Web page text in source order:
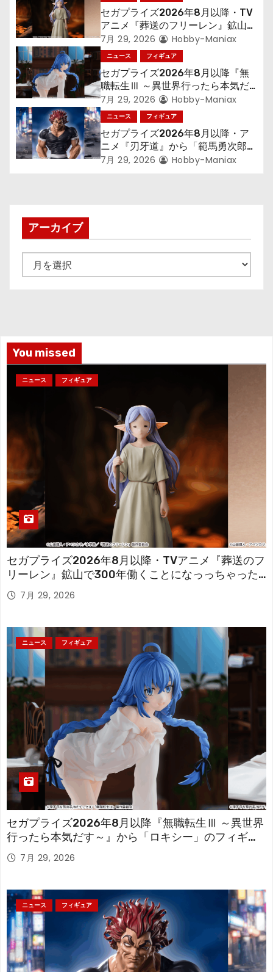
ョ
ン
セガプライズ2026年8月以降・TV
アニメ『葬送のフリーレン』鉱山で
300年働くことになっっちゃった
「フリーレン」を立体化！
7月 29, 2026 Hobby-Maniax
ニュース フィギュア
セガプライズ2026年8月以降『無
職転生Ⅲ ～異世界行ったら本気だ
す～』から「ロキシー」のフィギュ
アが登場！
7月 29, 2026 Hobby-Maniax
ニュース フィギュア
セガプライズ2026年8月以降・ア
ニメ『刃牙道』から「範馬勇次郎」
が登場ッッ!!
7月 29, 2026 Hobby-Maniax
アーカイブ
ー
You missed
ニュース フィギュア
セガプライズ2026年8月以降・TVアニメ『葬送のフ
リーレン』鉱山で300年働くことになっっちゃった
「フリーレン」を立体化！
7月 29, 2026
ニュース フィギュア
セガプライズ2026年8月以降『無職転生Ⅲ ～異世界
行ったら本気だす～』から「ロキシー」のフィギュ
アが登場！
7月 29, 2026
ニュース フィギュア